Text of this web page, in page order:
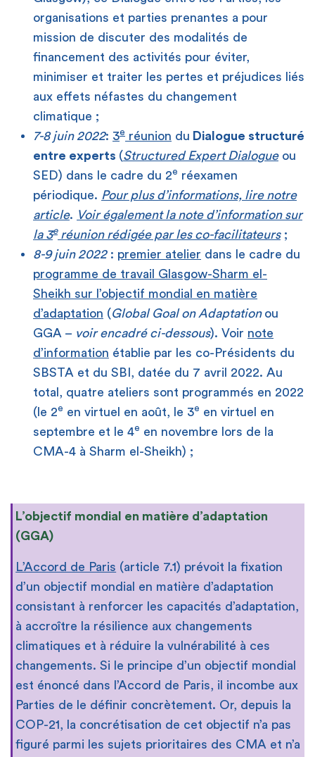
organisations et parties prenantes a pour
mission de discuter des modalités de
financement des activités pour éviter,
minimiser et traiter les pertes et préjudices liés
aux effets néfastes du changement
climatique ;
7-8 juin 2022: 3e réunion du Dialogue structuré
entre experts (Structured Expert Dialogueou
SED) dans le cadre du 2e réexamen
périodique. Pour plus d’informations, lire notre
article. Voir également la note d’information sur
la 3eréunion rédigée par les co-facilitateurs;
8-9 juin 2022: premier atelier dans le cadre du
programme de travail Glasgow-Sharm el-
Sheikh sur l’objectif mondial en matière
d’adaptation (Global Goal on Adaptation ou
GGA – voir encadré ci-dessous). Voir note
d’information établie par les co-Présidents du
SBSTA et du SBI, datée du 7 avril 2022. Au
total, quatre ateliers sont programmés en 2022
(le 2e en virtuel en août, le 3e en virtuel en
septembre et le 4e en novembre lors de la
CMA-4 à Sharm el-Sheikh) ;
L’objectif mondial en matière d’adaptation
(GGA)
L’Accord de Paris (article 7.1) prévoit la fixation
d’un objectif mondial en matière d’adaptation
consistant à renforcer les capacités d’adaptation,
à accroître la résilience aux changements
climatiques et à réduire la vulnérabilité à ces
changements. Si le principe d’un objectif mondial
est énoncé dans l’Accord de Paris, il incombe aux
Parties de le définir concrètement. Or, depuis la
COP-21, la concrétisation de cet objectif n’a pas
figuré parmi les sujets prioritaires des CMA et n’a